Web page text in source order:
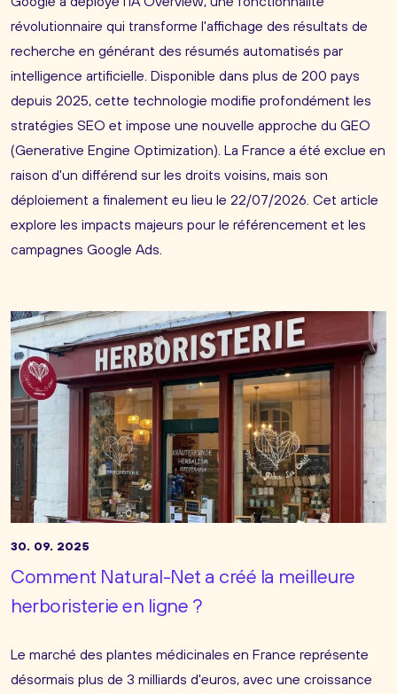
révolutionnaire qui transforme l'affichage des résultats de
recherche en générant des résumés automatisés par
intelligence artificielle. Disponible dans plus de 200 pays
depuis 2025, cette technologie modifie profondément les
stratégies SEO et impose une nouvelle approche du GEO
(Generative Engine Optimization). La France a été exclue en
raison d'un différend sur les droits voisins, mais son
déploiement a finalement eu lieu le 22/07/2026. Cet article
explore les impacts majeurs pour le référencement et les
campagnes Google Ads.
30. 09. 2025
Comment Natural-Net a créé la meilleure
herboristerie en ligne ?
Le marché des plantes médicinales en France représente
désormais plus de 3 milliards d'euros, avec une croissance